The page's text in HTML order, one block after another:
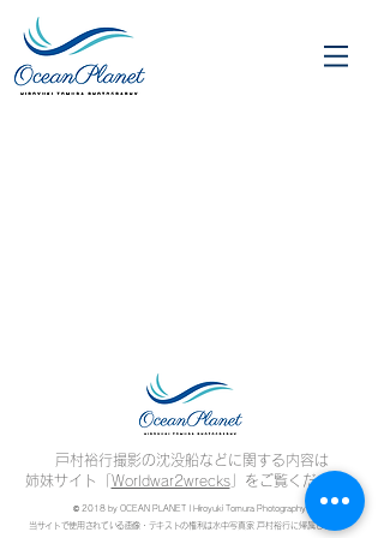
戸村裕行撮影の沈没船などに関する内容は
姉妹サイト「 Worldwar2wrecks」をご覧ください。
© 2018 by OCEAN PLANET | Hiroyuki Tomura Photography
当サイトで使用されている画像・テキストの権利は水中写真家 戸村裕行に帰属します。